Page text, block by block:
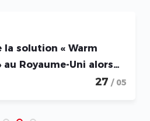
la solution « Warm
au Royaume-Uni alors
vaste programme
27 / 05